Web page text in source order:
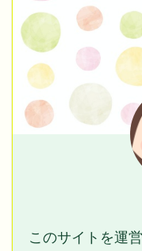
このサイトを運